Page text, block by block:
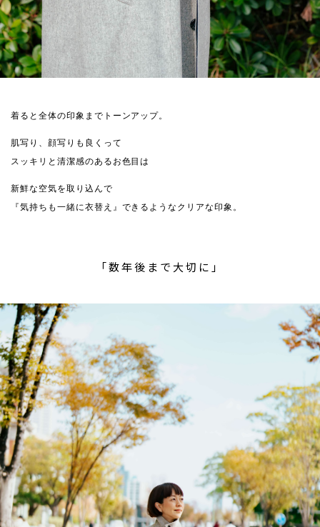
着ると全体の印象までトーンアップ。
肌写り、顔写りも良くって
スッキリと清潔感のあるお色目は
新鮮な空気を取り込んで
『気持ちも一緒に衣替え』できるようなクリアな印象。
「数年後まで大切に」